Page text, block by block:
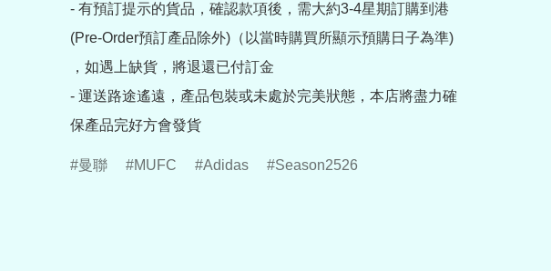
- 有預訂提示的貨品，確認款項後，需大約3-4星期訂購到港
(Pre-Order預訂產品除外)（以當時購買所顯示預購日子為準)
，如遇上缺貨，將退還已付訂金
- 運送路途遙遠，產品包裝或未處於完美狀態，本店將盡力確
保產品完好方會發貨
曼聯 MUFC Adidas Season2526